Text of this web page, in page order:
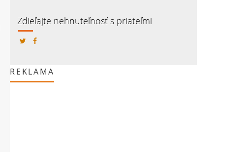
Zdieľajte nehnuteľnosť s priateľmi
REKLAMA